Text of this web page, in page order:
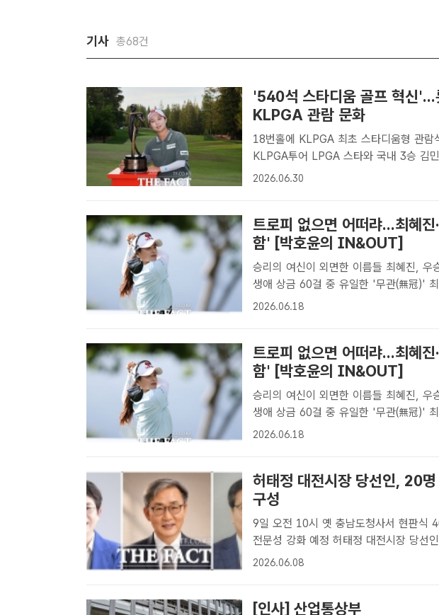
기사 총68건
'540석 스타디움 골프 혁신'...
KLPGA 관람 문화
18번홀에 KLPGA 최초 스타디움형 관람석 설치 골프 축제로 진화하는
KLPGA투어 LPGA 스타와 국내 3승 김민솔 맞대
투어 2승의 김효주가 소속사 롯데 주최의
2026.06.30
트로피 없으면 어떠랴...최혜
함' [박호윤의 IN&OUT]
승리의 여신이 외면한 이름들 최혜진,
생애 상금 60걸 중 유일한 '무관(無冠)' 최혜진이 지난해 하와이에서 열린
롯데챔피언십에서 티샷하는 모습. 최혜진
2026.06.18
트로피 없으면 어떠랴...최혜
함' [박호윤의 IN&OUT]
승리의 여신이 외면한 이름들 최혜진,
생애 상금 60걸 중 유일한 '무관(無冠)' 최혜진이 지난해 하와이에서 열린
롯데챔피언십에서 티샷하는 모습. 최혜진
2026.06.18
허태정 대전시장 당선인, 20
구성
9일 오전 10시 옛 충남도청사서 현판식
전문성 강화 예정 허태정 대전시장 당선인이 8일 대전시장직 인수위원회 구
성을 마무리하고 오는 9일 현판식을 시작
2026.06.08
[인사] 산업통상부